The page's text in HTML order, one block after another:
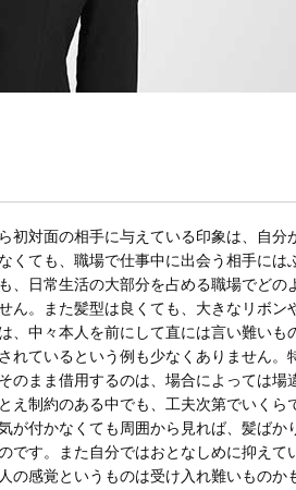
初対面の相手に与えている印象は、自分
くても、職場で仕事中に出会う相手には
、日常生活の大部分を占める職場でどの
ん。また髪型は良くても、大きなリボン
、中々本人を前にして直には言い難いも
れているという例も少なくありません。
のまま借用するのは、場合によっては場
え制約のある中でも、工夫次第でいくら
が付かなくても周囲から見れば、髪ばか
です。また自分ではおとなしめに抑えて
の感覚というものは受け入れ難いものか